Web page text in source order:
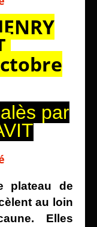
par
plateau de
au loin
Elles